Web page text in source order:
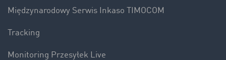
Międzynarodowy Serwis Inkaso TIMOCOM
Tracking
Monitoring Przesyłek Live